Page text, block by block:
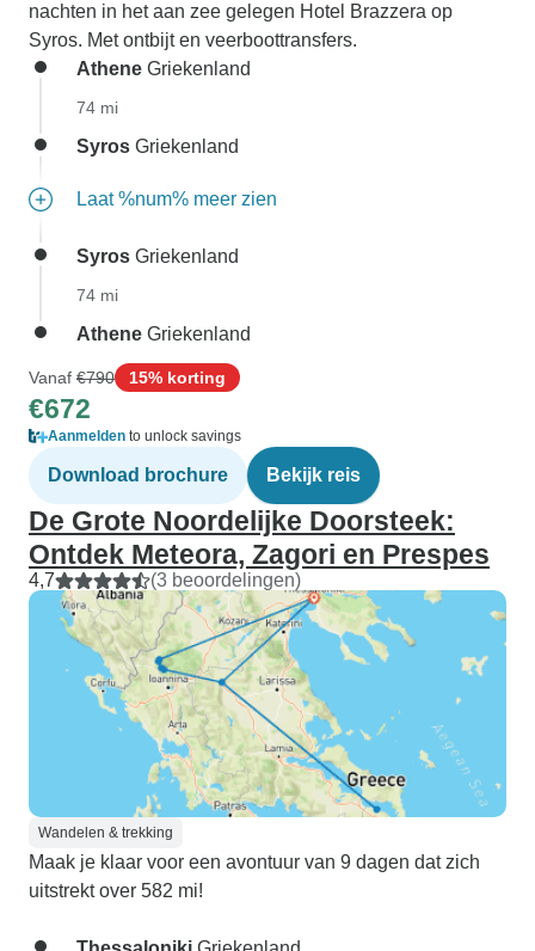
nachten in het aan zee gelegen Hotel Brazzera op
Syros. Met ontbijt en veerboottransfers.
Athene Griekenland
74 mi
Syros Griekenland
Laat %num% meer zien
Syros Griekenland
74 mi
Athene Griekenland
Vanaf €790 15% korting
€672
Aanmelden to unlock savings
Download brochure Bekijk reis
De Grote Noordelijke Doorsteek:
Ontdek Meteora, Zagori en Prespes
4,7 (3 beoordelingen)
Wandelen & trekking
Maak je klaar voor een avontuur van 9 dagen dat zich
uitstrekt over 582 mi!